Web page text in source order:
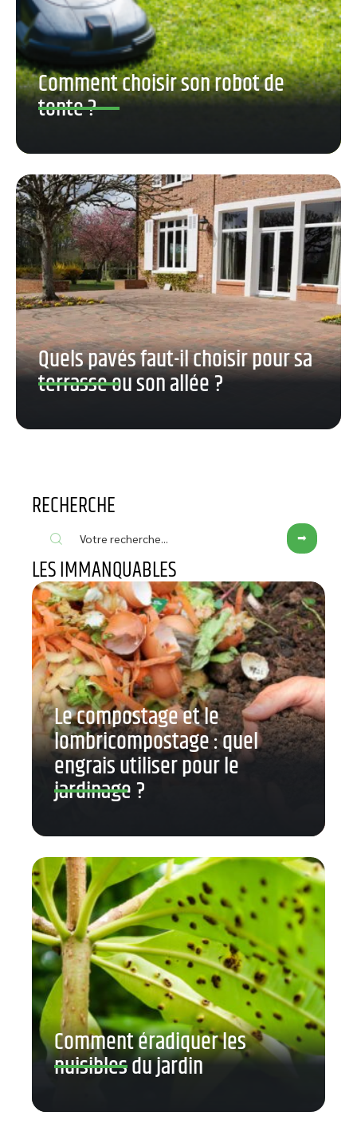
Comment choisir son robot de
tonte ?
Quels pavés faut-il choisir pour sa
terrasse ou son allée ?
RECHERCHE
LES IMMANQUABLES
Le compostage et le
lombricompostage : quel
engrais utiliser pour le
jardinage ?
Comment éradiquer les
nuisibles du jardin